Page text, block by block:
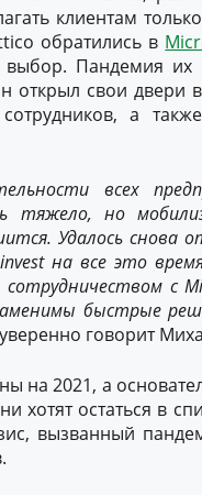
клиентам
обратились в
Пандемия их
свои двери в
а
всех
тяжело, но
Удалось снова
навсе это
сотрудничествомс
быстрые
уверенно говорит
на 2021, а
хотят остаться в
вызванный